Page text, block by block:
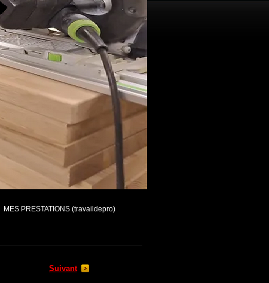
MES PRESTATIONS (travaildepro)
Suivant